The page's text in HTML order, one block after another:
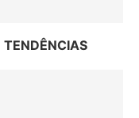
TENDÊNCIAS